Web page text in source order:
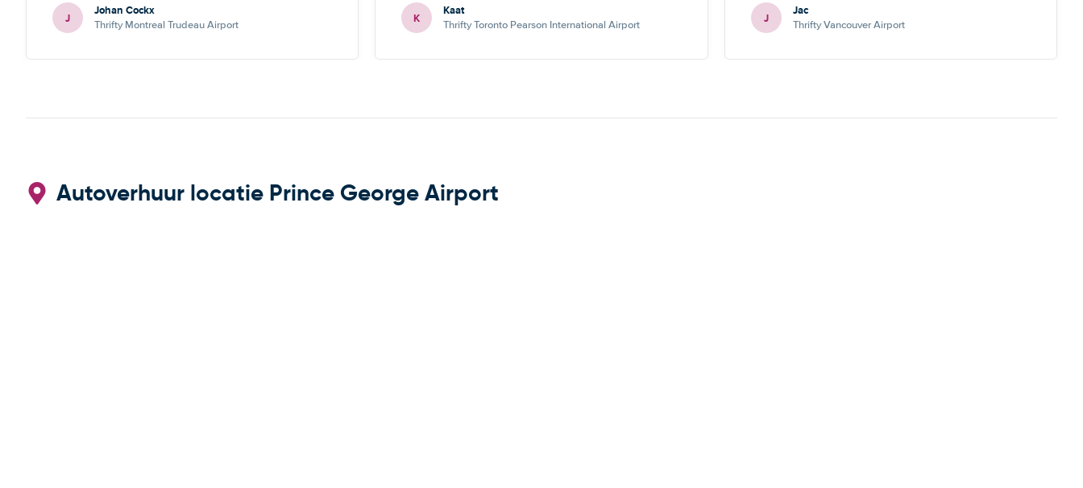
zou fijn zijn om op een andere manier contact te
kunnen nemen, bvb via mail, whatsapp, website chat, ...,
J Johan Cockx
Thrifty Montreal Trudeau Airport
de mogelijkheid om nog een andere keuze te maken.
K Kaat
Thrifty Toronto Pearson International Airport J Jac
Thrifty Vancouver Airport
Autoverhuur locatie Prince George Airport